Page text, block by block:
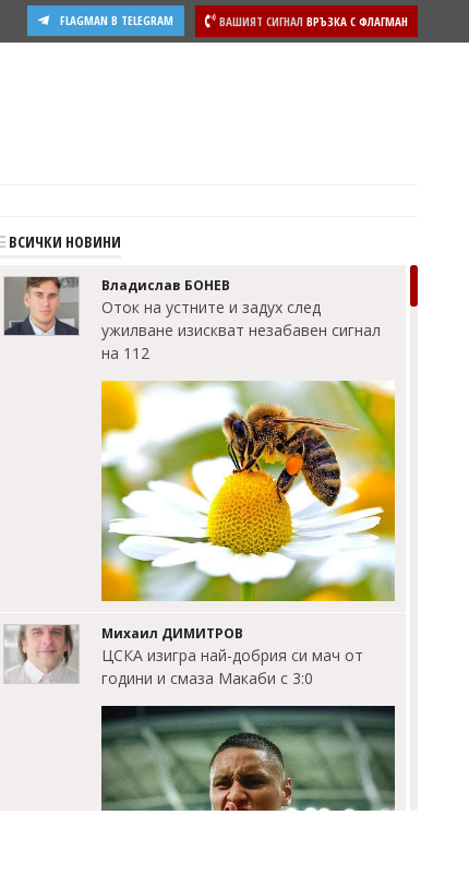
ВАШИЯТ СИГНАЛ ВРЪЗКА С ФЛАГМАН
FLAGMAN В TELEGRAM
ВСИЧКИ НОВИНИ
Владислав БОНЕВ
Оток на устните и задух след
ужилване изискват незабавен сигнал
на 112
Михаил ДИМИТРОВ
ЦСКА изигра най-добрия си мач от
години и смаза Макаби с 3:0